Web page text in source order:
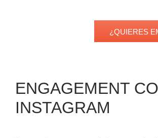
¿QUIERES
ENGAGEMENT
INSTAGRAM